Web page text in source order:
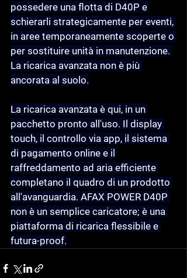
possedere una flotta di D40P e
schierarli strategicamente per eventi,
in aree temporaneamente scoperte o
per sostituire unità in manutenzione.
La ricarica avanzata non è più
ancorata al suolo.
La ricarica avanzata è qui, in un
pacchetto pronto all'uso. Il display
touch, il controllo via app, il sistema
di pagamento online e il
raffreddamento ad aria efficiente
completano il quadro di un prodotto
all'avanguardia. AFAX POWER D40P
non è un semplice caricatore; è una
piattaforma di ricarica flessibile e
futura-proof.